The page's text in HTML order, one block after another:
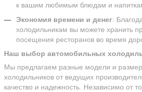
к вашим любимым блюдам и
Экономия времени и денег:
холодильникам вы можете хранить
посещения ресторанов во время
Наш выбор автомобильных
Мы предлагаем разные модели и
холодильников от ведущих
качество и надежность. Независимо от